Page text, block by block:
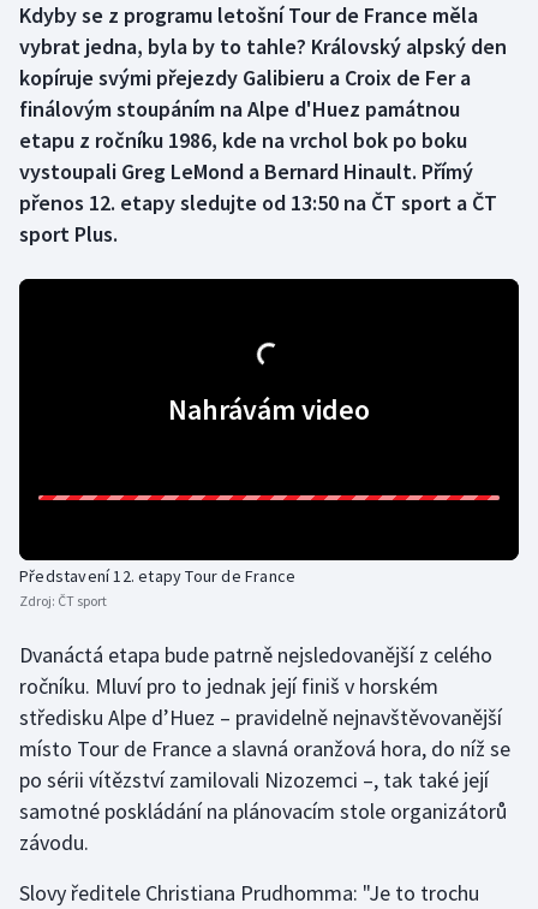
Dostihy
Florbal
Futsal
Golf
Lyže a snowboard
Moderní pětiboj
Motorsport
Olympijské hry
Parasport
Plavání
Kdyby se z programu letošní Tour de France měla
vybrat jedna, byla by to tahle? Královský alpský den
kopíruje svými přejezdy Galibieru a Croix de Fer a
finálovým stoupáním na Alpe d'Huez památnou
etapu z ročníku 1986, kde na vrchol bok po boku
vystoupali Greg LeMond a Bernard Hinault. Přímý
přenos 12. etapy sledujte od 13:50 na ČT sport a ČT
sport Plus.
Nahrávám video
Představení 12. etapy Tour de France
Zdroj: ČT sport
Dvanáctá etapa bude patrně nejsledovanější z celého
ročníku. Mluví pro to jednak její finiš v horském
středisku Alpe d’Huez – pravidelně nejnavštěvovanější
místo Tour de France a slavná oranžová hora, do níž se
po sérii vítězství zamilovali Nizozemci –, tak také její
samotné poskládání na plánovacím stole organizátorů
závodu.
Slovy ředitele Christiana Prudhomma: "Je to trochu